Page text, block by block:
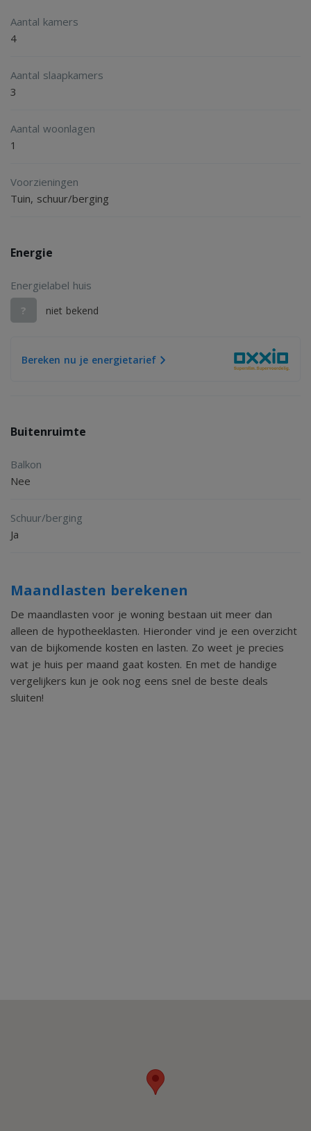
- U kunt het chalet voor eigen gebruik of als
investeringsobject aankopen. Een combinatie is natuurlijk
Aantal kamers
4
Aantal slaapkamers
3
Aantal woonlagen
1
Voorzieningen
Tuin, schuur/berging
Energie
Energielabel huis
?
niet bekend
Bereken nu je energietarief
Buitenruimte
Balkon
Nee
Schuur/berging
Ja
Maandlasten berekenen
De maandlasten voor je woning bestaan uit meer dan
alleen de hypotheeklasten. Hieronder vind je een overzicht
van de bijkomende kosten en lasten. Zo weet je precies
wat je huis per maand gaat kosten. En met de handige
vergelijkers kun je ook nog eens snel de beste deals
sluiten!